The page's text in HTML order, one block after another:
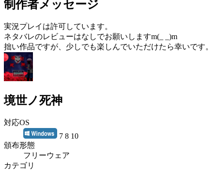
制作者メッセージ
実況プレイは許可しています。
ネタバレのレビューはなしでお願いしますm(_ _)m
拙い作品ですが、少しでも楽しんでいただけたら幸いです。
境世ノ死神
対応OS
7 8 10
頒布形態
フリーウェア
カテゴリ